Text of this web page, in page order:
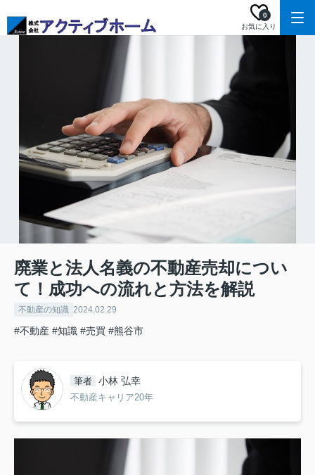
お気に入り
0
廃業と法人名義の不動産売却につい
て！成功への流れと方法を解説
不動産の知識 2024.02.29
#不動産 #知識 #売買 #熊谷市
筆者 小林 弘幸
不動産キャリア20年